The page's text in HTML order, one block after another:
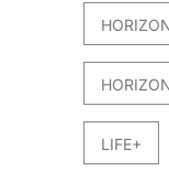
LIFE+